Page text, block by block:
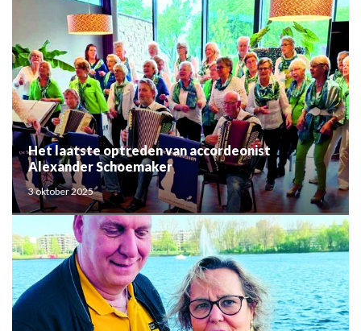
Het laatste optreden van accordeonist
Alexander Schoemaker
3 oktober 2025